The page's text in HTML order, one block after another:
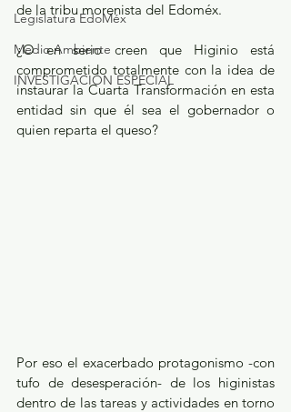
Legislatura EdoMéx
Medio Ambiente
INVESTIGACIÓN ESPECIAL
de la tribu morenista del Edoméx.
¿O en serio creen que Higinio está
comprometido totalmente con la idea de
instaurar la Cuarta Transformación en esta
entidad sin que él sea el gobernador o
quien reparta el queso?
Por eso el exacerbado protagonismo -con
tufo de desesperación- de los higinistas
dentro de las tareas y actividades en torno